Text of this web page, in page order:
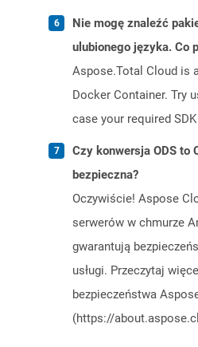
Nie mogę znaleźć
ulubionego języka. Co
Aspose.Total Cloud is
Docker Container. Try
case your required
Czy konwersja ODS to
bezpieczna?
Oczywiście! Aspose
serwerów w chmurze
gwarantują
usługi. Przeczytaj
bezpieczeństwa
(https://